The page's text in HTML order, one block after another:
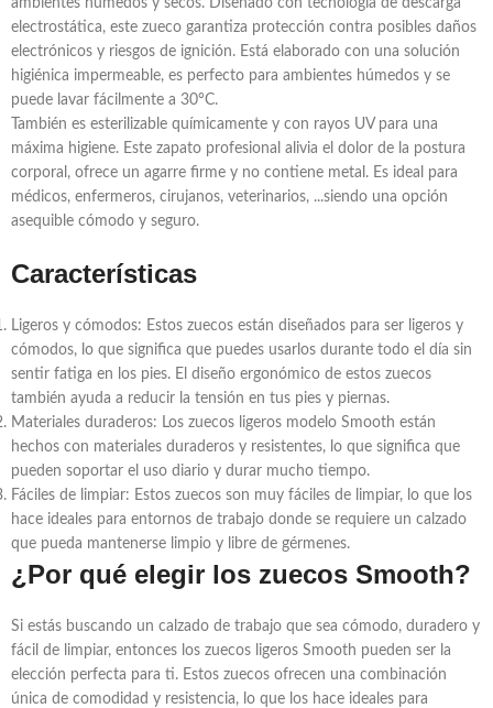
ambientes húmedos y secos. Diseñado con tecnología de descarga
electrostática, este zueco garantiza protección contra posibles daños
electrónicos y riesgos de ignición. Está elaborado con una solución
higiénica impermeable, es perfecto para ambientes húmedos y se
puede lavar fácilmente a 30°C.
También es esterilizable químicamente y con rayos UV para una
máxima higiene. Este zapato profesional alivia el dolor de la postura
corporal, ofrece un agarre firme y no contiene metal. Es ideal para
médicos, enfermeros, cirujanos, veterinarios, ...siendo una opción
asequible cómodo y seguro.
Características
Ligeros y cómodos: Estos zuecos están diseñados para ser ligeros y
cómodos, lo que significa que puedes usarlos durante todo el día sin
sentir fatiga en los pies. El diseño ergonómico de estos zuecos
también ayuda a reducir la tensión en tus pies y piernas.
Materiales duraderos: Los zuecos ligeros modelo Smooth están
hechos con materiales duraderos y resistentes, lo que significa que
pueden soportar el uso diario y durar mucho tiempo.
Fáciles de limpiar: Estos zuecos son muy fáciles de limpiar, lo que los
hace ideales para entornos de trabajo donde se requiere un calzado
que pueda mantenerse limpio y libre de gérmenes.
¿Por qué elegir los zuecos Smooth?
Si estás buscando un calzado de trabajo que sea cómodo, duradero y
fácil de limpiar, entonces los zuecos ligeros Smooth pueden ser la
elección perfecta para ti. Estos zuecos ofrecen una combinación
única de comodidad y resistencia, lo que los hace ideales para